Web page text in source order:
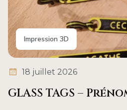
Impression 3D
18 juillet 2026
GLASS TAGS –